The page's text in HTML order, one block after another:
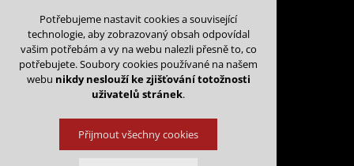
Administrace rezervací
Potřebujeme nastavit cookies a související
technologie, aby zobrazovaný obsah odpovídal
vašim potřebám a vy na webu nalezli přesně to, co
potřebujete. Soubory cookies používané na našem
webu nikdy neslouží ke zjišťování totožnosti
uživatelů stránek.
Přijmout všechny cookies